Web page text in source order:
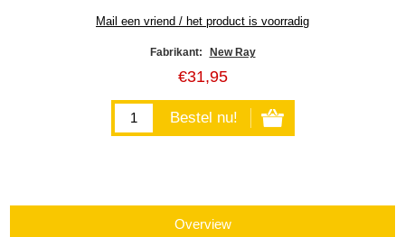
Fabrikant: New Ray
€31,95
Overview